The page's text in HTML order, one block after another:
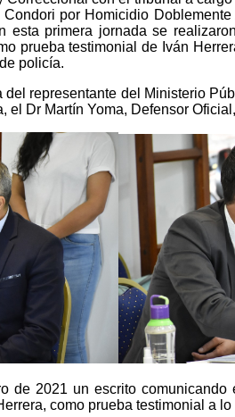
por Homicidio
esta primera jornada se realizaron
prueba testimonial de Iván
policía.
representante del Ministerio
el Dr Martín Yoma, Defensor
de 2021 un escrito
como prueba testimonial a